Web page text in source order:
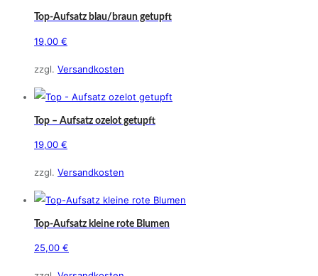
Produktseite
gewählt
Top-Aufsatz blau/braun getupft
19,00 €
zzgl. Versandkosten
Top – Aufsatz ozelot getupft
19,00 €
zzgl. Versandkosten
Top-Aufsatz kleine rote Blumen
25,00 €